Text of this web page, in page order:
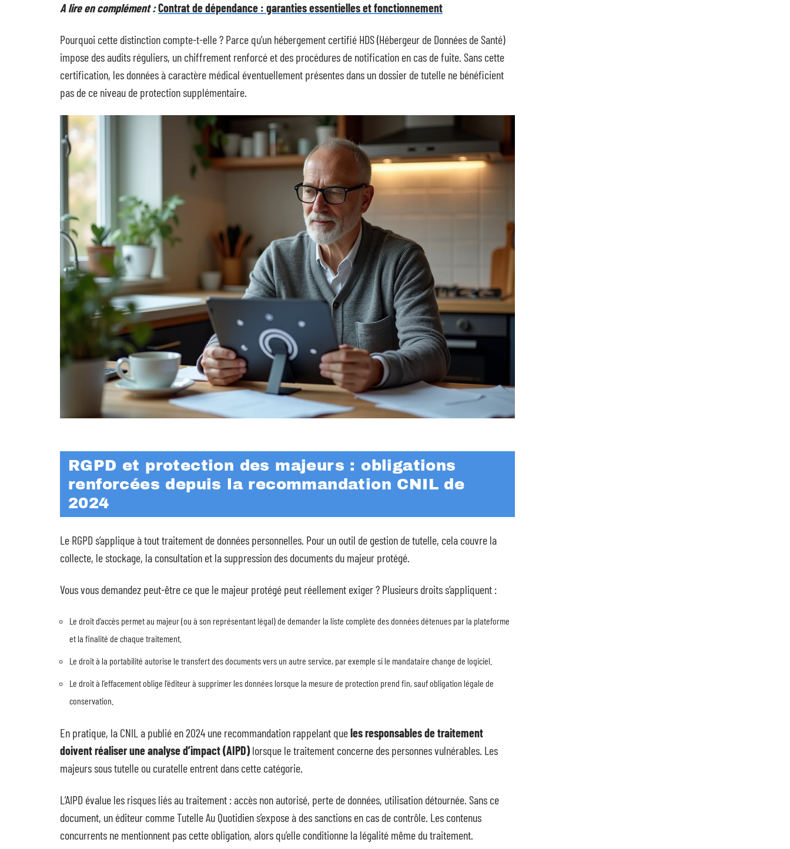
A lire en complément :Contrat de dépendance : garanties essentielles et fonctionnement
Pourquoi cette distinction compte-t-elle ? Parce qu’un hébergement certifié HDS (Hébergeur de Données de Santé)
impose des audits réguliers, un chiffrement renforcé et des procédures de notification en cas de fuite. Sans cette
certification, les données à caractère médical éventuellement présentes dans un dossier de tutelle ne bénéficient
pas de ce niveau de protection supplémentaire.
RGPD et protection des majeurs : obligations
renforcées depuis la recommandation CNIL de
2024
Le RGPD s’applique à tout traitement de données personnelles. Pour un outil de gestion de tutelle, cela couvre la
collecte, le stockage, la consultation et la suppression des documents du majeur protégé.
Vous vous demandez peut-être ce que le majeur protégé peut réellement exiger ? Plusieurs droits s’appliquent :
Le droit d’accès permet au majeur (ou à son représentant légal) de demander la liste complète des données détenues par la plateforme
et la finalité de chaque traitement.
Le droit à la portabilité autorise le transfert des documents vers un autre service, par exemple si le mandataire change de logiciel.
Le droit à l’effacement oblige l’éditeur à supprimer les données lorsque la mesure de protection prend fin, sauf obligation légale de
conservation.
En pratique, la CNIL a publié en 2024 une recommandation rappelant queles responsables de traitement
doivent réaliser une analyse d’impact (AIPD)lorsque le traitement concerne des personnes vulnérables. Les
majeurs sous tutelle ou curatelle entrent dans cette catégorie.
L’AIPD évalue les risques liés au traitement : accès non autorisé, perte de données, utilisation détournée. Sans ce
document, un éditeur comme Tutelle Au Quotidien s’expose à des sanctions en cas de contrôle. Les contenus
concurrents ne mentionnent pas cette obligation, alors qu’elle conditionne la légalité même du traitement.